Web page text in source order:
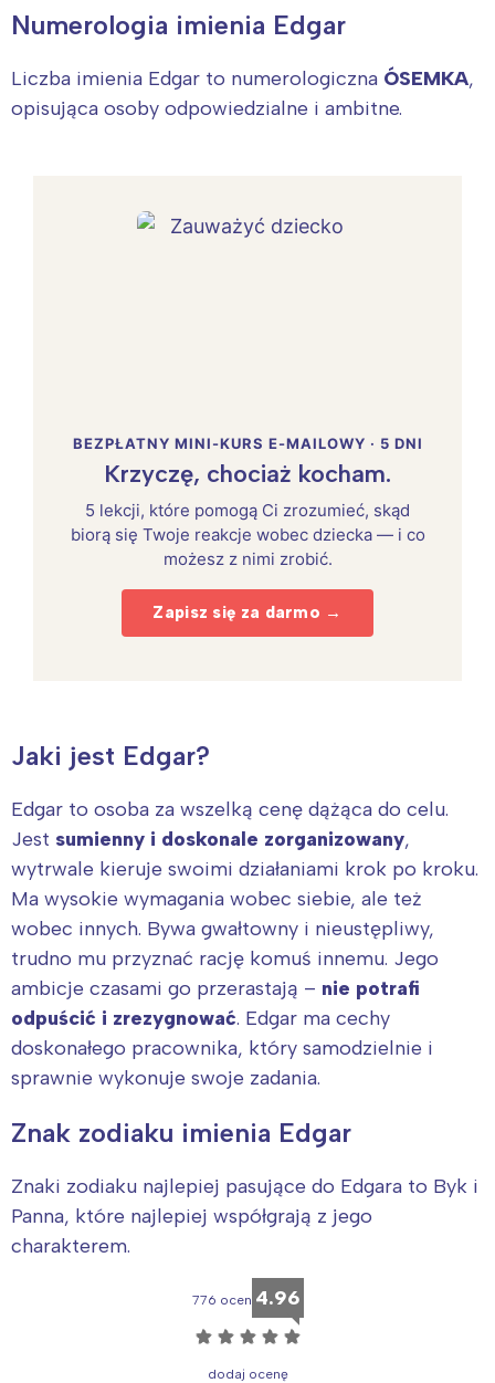
Numerologia imienia Edgar
Liczba imienia Edgar to numerologiczna ÓSEMKA,
opisująca osoby odpowiedzialne i ambitne.
BEZPŁATNY MINI-KURS E-MAILOWY · 5 DNI
Krzyczę, chociaż kocham.
5 lekcji, które pomogą Ci zrozumieć, skąd
biorą się Twoje reakcje wobec dziecka — i co
możesz z nimi zrobić.
Zapisz się za darmo →
Jaki jest Edgar?
Edgar to osoba za wszelką cenę dążąca do celu.
Jest sumienny i doskonale zorganizowany,
wytrwale kieruje swoimi działaniami krok po kroku.
Ma wysokie wymagania wobec siebie, ale też
wobec innych. Bywa gwałtowny i nieustępliwy,
trudno mu przyznać rację komuś innemu. Jego
ambicje czasami go przerastają – nie potrafi
odpuścić i zrezygnować. Edgar ma cechy
doskonałego pracownika, który samodzielnie i
sprawnie wykonuje swoje zadania.
Znak zodiaku imienia Edgar
Znaki zodiaku najlepiej pasujące do Edgara to Byk i
Panna, które najlepiej współgrają z jego
charakterem.
776 ocen 4.96
☆ ☆ ☆ ☆ ☆
dodaj ocenę